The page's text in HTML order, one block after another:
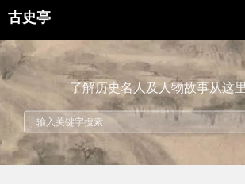
古史亭
了解历史名人及人物故事从这